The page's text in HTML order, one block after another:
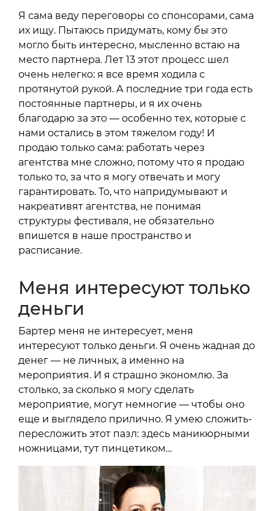
Я сама веду переговоры со спонсорами, сама
их ищу. Пытаюсь придумать, кому бы это
могло быть интересно, мысленно встаю на
место партнера. Лет 13 этот процесс шел
очень нелегко: я все время ходила с
протянутой рукой. А последние три года есть
постоянные партнеры, и я их очень
благодарю за это — особенно тех, которые с
нами остались в этом тяжелом году! И
продаю только сама: работать через
агентства мне сложно, потому что я продаю
только то, за что я могу отвечать и могу
гарантировать. То, что напридумывают и
накреативят агентства, не понимая
структуры фестиваля, не обязательно
впишется в наше пространство и
расписание.
Меня интересуют только
деньги
Бартер меня не интересует, меня
интересуют только деньги. Я очень жадная до
денег — не личных, а именно на
мероприятия. И я страшно экономлю. За
столько, за сколько я могу сделать
мероприятие, могут немногие — чтобы оно
еще и выглядело прилично. Я умею сложить-
пересложить этот пазл: здесь маникюрными
ножницами, тут пинцетиком…